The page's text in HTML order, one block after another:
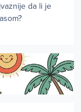
da li je